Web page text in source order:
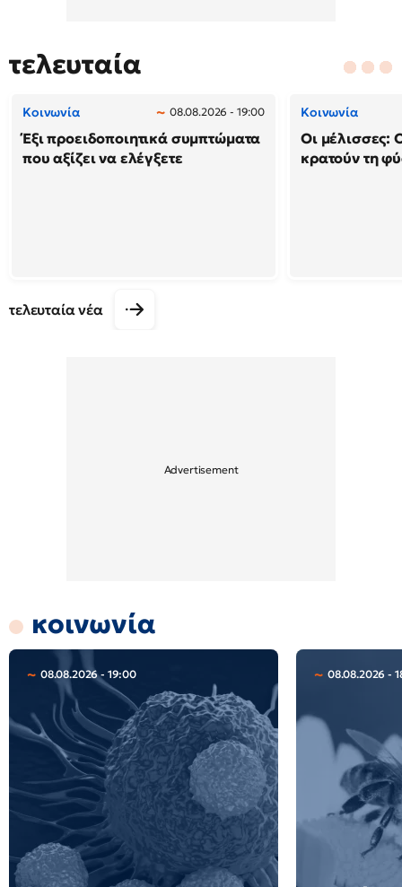
τελευταία
Κοινωνία 08.08.2026 - 19:00
Έξι προειδοποιητικά συμπτώματα
που αξίζει να ελέγξετε
Κοινωνία
Οι μέλισσες:
κρατούν τη
τελευταία νέα
κοινωνία
08.08.2026 - 19:00 08.08.2026 -